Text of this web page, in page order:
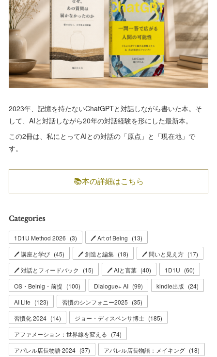
2023年、記憶を持たないChatGPTと対話しながら書いた本。そ
して、AIと対話しながら20年の対話経験を形にした最新本。
この2冊は、私にとってAIとの対話の「原点」と「現在地」で
す。
📚本の詳細はこちら
Categories
1D1U Method 2026 (3) 🖊 Art of Being (13)
🖊 講座と学び (45) 🖊 創造と編集 (18) 🖊 問いと見え方 (17)
🖊 対話とフィードバック
(15) 🖊 AIと言葉 (40) 1D1U (60)
OS・Beinig・前提 (100) Dialogue+ AI (99) kindle出版 (24)
AI Life (123) 習慣のシンフォニー2025 (35)
習慣化 2024 (14) ジョー・ディスペンサ博士 (185)
アファメーション：世界線を変える (74)
アパレル店長物語 2024 (37) アパレル店長物語：メイキング (18)